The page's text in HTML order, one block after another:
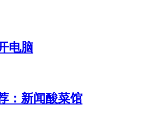
电脑
：新闻酸菜馆